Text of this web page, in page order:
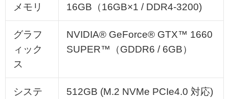
メモリ 16GB（16GB×1 / DDR4-3200)
グラフ
ィック
ス
NVIDIA® GeForce® GTX™ 1660
SUPER™（GDDR6 / 6GB）
システ
512GB (M.2 NVMe PCIe4.0 対応)